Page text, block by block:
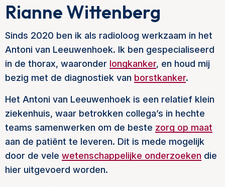
Rianne Wittenberg
Sinds 2020 ben ik als radioloog werkzaam in het
Antoni van Leeuwenhoek. Ik ben gespecialiseerd
in de thorax, waaronder longkanker, en houd mij
bezig met de diagnostiek van borstkanker.
Het Antoni van Leeuwenhoek is een relatief klein
ziekenhuis, waar betrokken collega’s in hechte
teams samenwerken om de beste zorg op maat
aan de patiënt te leveren. Dit is mede mogelijk
door de vele wetenschappelijke onderzoeken die
hier uitgevoerd worden.